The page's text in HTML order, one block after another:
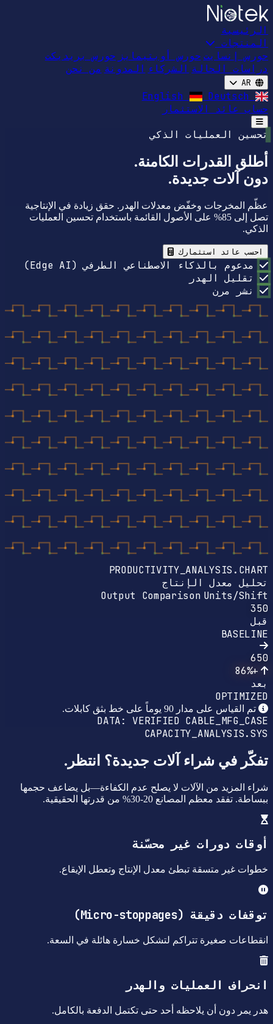
الرئيسية
المنتجات
حورس إنسايت حورس أوبتيمايز حورس بريديكت
دراسات الحالة الشركاء المدونة من نحن
AR
Deutsch
حساب عائد الاستثمار
Open main menu
تحسين العمليات الذكي
أطلق القدرات الكامنة.
دون آلات جديدة.
عظّم المخرجات وخفّض معدلات الهدر. حقق زيادة في الإنتاجية
تصل إلى 85% على الأصول القائمة باستخدام تحسين العمليات
الذكي.
احسب عائد استثمارك
مدعوم بالذكاء الاصطناعي الطرفي (Edge AI)
تقليل الهدر
نشر مرن
PRODUCTIVITY_ANALYSIS.CHART
تحليل معدل الإنتاج
Output Comparison Units/Shift
350
قبل
BASELINE
650
+86%
بعد
OPTIMIZED
تم القياس على مدار 90 يوماً على خط بثق كابلات.
DATA: VERIFIED CABLE_MFG_CASE
CAPACITY_ANALYSIS.SYS
تفكّر في شراء آلات جديدة؟ انتظر.
شراء المزيد من الآلات لا يصلح عدم الكفاءة—بل يضاعف حجمها
ببساطة. تفقد معظم المصانع 20-30% من قدرتها الحقيقية.
أوقات دورات غير محسّنة
خطوات غير متسقة تبطئ معدل الإنتاج وتعطل الإيقاع.
توقفات دقيقة (Micro-stoppages)
انقطاعات صغيرة تتراكم لتشكل خسارة هائلة في السعة.
انحراف العمليات والهدر
هدر يمر دون أن يلاحظه أحد حتى تكتمل الدفعة بالكامل.